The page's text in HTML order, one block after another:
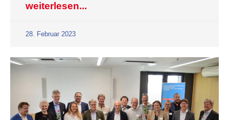
weiterlesen...
28. Februar 2023